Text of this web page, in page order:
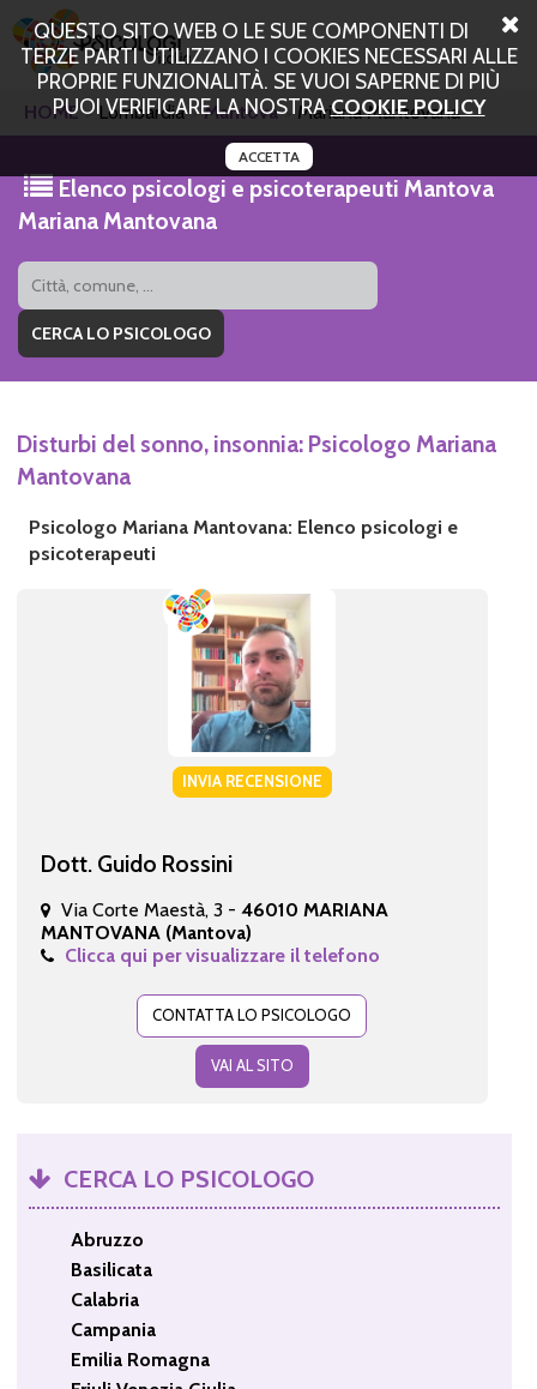
QUESTO SITO WEB O LE SUE COMPONENTI DI
TERZE PARTI UTILIZZANO I COOKIES NECESSARI ALLE
PROPRIE FUNZIONALITÀ. SE VUOI SAPERNE DI PIÙ
PUOI VERIFICARE LA NOSTRACOOKIE POLICY
ACCETTA
HOME Lombardia Mantova Mariana Mantovana
Elenco psicologi e psicoterapeuti Mantova
Mariana Mantovana
Disturbi del sonno, insonnia: Psicologo Mariana
Mantovana
Psicologo Mariana Mantovana: Elenco psicologi e
psicoterapeuti
INVIA RECENSIONE
Dott. Guido Rossini
Via Corte Maestà, 3 - 46010 MARIANA
MANTOVANA (Mantova)
Clicca qui per visualizzare il telefono
CONTATTA LO PSICOLOGO
VAI AL SITO
CERCA LO PSICOLOGO
Abruzzo
Basilicata
Calabria
Campania
Emilia Romagna